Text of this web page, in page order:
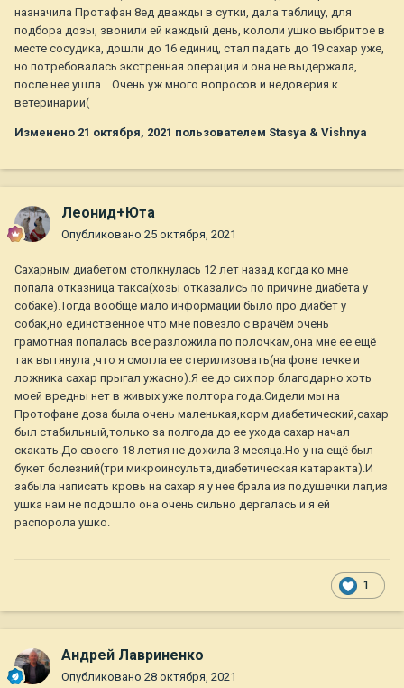
назначила Протафан 8ед дважды в сутки, дала таблицу, для
подбора дозы, звонили ей каждый день, кололи ушко выбритое в
месте сосудика, дошли до 16 единиц, стал падать до 19 сахар уже,
но потребовалась экстренная операция и она не выдержала,
после нее ушла... Очень уж много вопросов и недоверия к
ветеринарии(
Изменено 21 октября, 2021 пользователем Stasya & Vishnya
Леонид+Юта
Опубликовано 25 октября, 2021
Сахарным диабетом столкнулась 12 лет назад когда ко мне
попала отказница такса(хозы отказались по причине диабета у
собаке).Тогда вообще мало информации было про диабет у
собак,но единственное что мне повезло с врачём очень
грамотная попалась все разложила по полочкам,она мне ее ещё
так вытянула ,что я смогла ее стерилизовать(на фоне течке и
ложника сахар прыгал ужасно).Я ее до сих пор благодарно хоть
моей вредны нет в живых уже полтора года.Сидели мы на
Протофане доза была очень маленькая,корм диабетический,сахар
был стабильный,только за полгода до ее ухода сахар начал
скакать.До своего 18 летия не дожила 3 месяца.Но у на ещё был
букет болезний(три микроинсульта,диабетическая катаракта).И
забыла написать кровь на сахар я у нее брала из подушечки лап,из
ушка нам не подошло она очень сильно дергалась и я ей
распорола ушко.
1
Андрей Лавриненко
Опубликовано 28 октября, 2021